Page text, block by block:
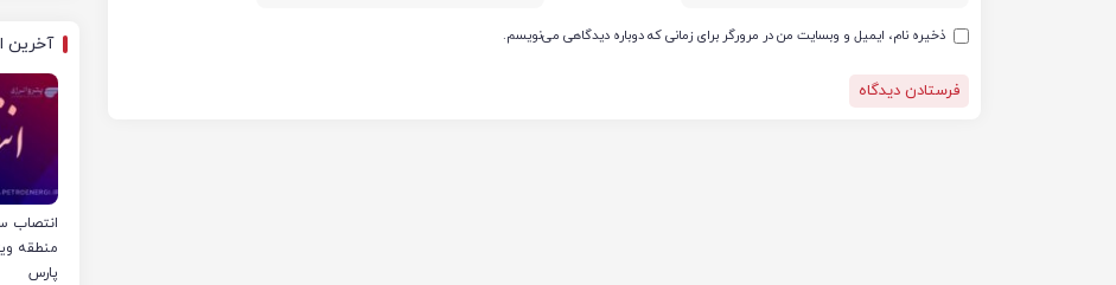
ذخیره نام، ایمیل و وبسایت من در مرورگر برای زمانی که دوباره دیدگاهی می‌نویسم. آخرین
انتصاب
منطقه
پارس